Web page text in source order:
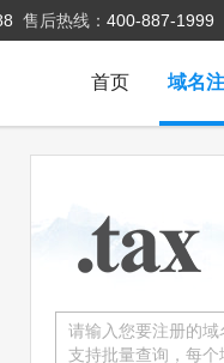
售后热线： 400-887-1999
域名
首页